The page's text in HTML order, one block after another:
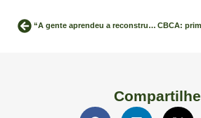
“A gente aprendeu a reconstruir a natureza”
Compartilhe